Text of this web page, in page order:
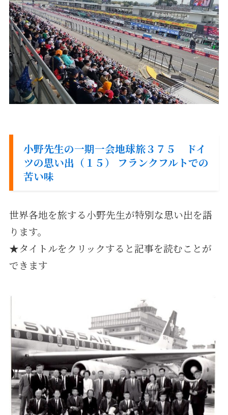
小野先生の一期一会地球旅３７５ ドイ
ツの思い出（１５） フランクフルトでの
苦い味
世界各地を旅する小野先生が特別な思い出を語
ります。
★タイトルをクリックすると記事を読むことが
できます